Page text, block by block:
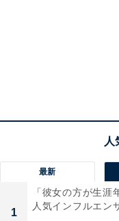
最新
1
「彼女の方が生涯
人気インフルエン